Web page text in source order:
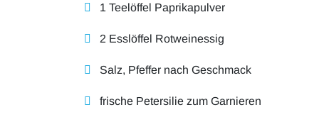
1 Teelöffel Paprikapulver
2 Esslöffel Rotweinessig
Salz, Pfeffer nach Geschmack
frische Petersilie zum Garnieren